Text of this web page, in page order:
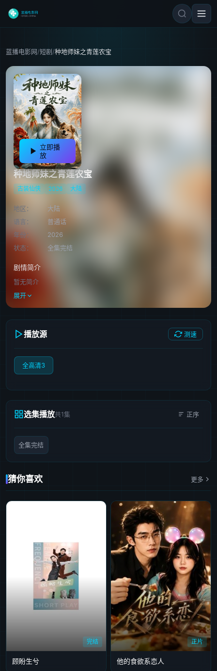
蓝播电影网/短剧/种地师妹之青莲农宝
立即播
放
种地师妹之青莲农宝
古装仙侠 2026 大陆
地区：
大陆
语言：
普通话
年份：
2026
状态：
全集完结
剧情简介
暂无简介
展开
播放源 测速
全高清3
选集播放共1集 正序
全集完结
猜你喜欢 更多
完结
顾盼生兮
正片
他的食欲系恋人